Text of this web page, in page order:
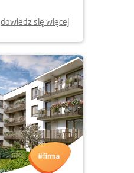
dowiedz się więcej